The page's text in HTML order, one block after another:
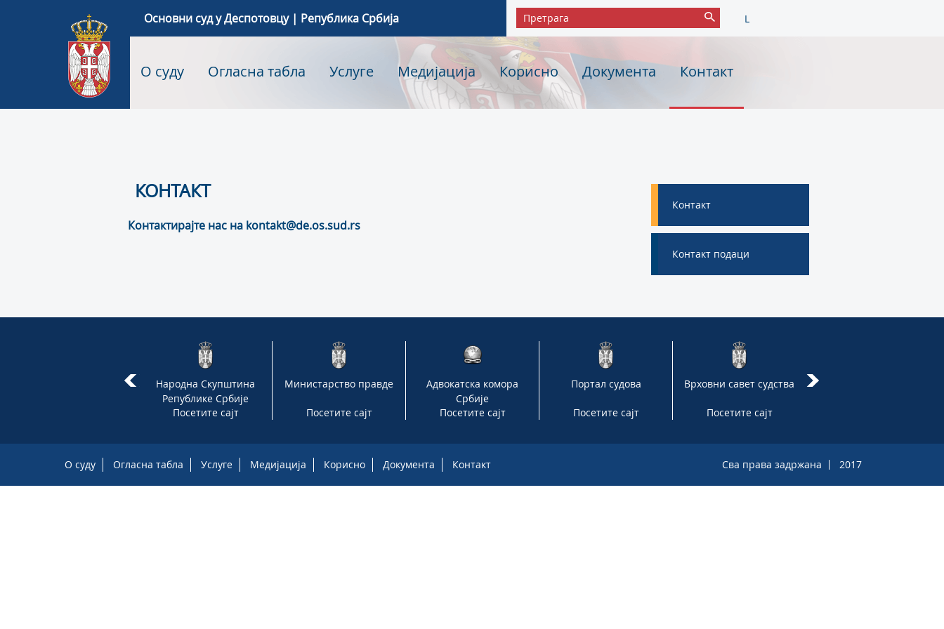
Основни суд у Деспотовцу | Република Србија L
О суду Огласна табла Услуге Медијација Корисно Документа Контакт
Контакт
Контакт подаци
КОНТАКТ
Контактирајте нас на kontakt@de.os.sud.rs
Државно веће тужилаца
Народна Скупштина
Републике Србије
Посетите сајт
Министарство правде
Посетите сајт
Адвокатска комора
Србије
Посетите сајт
Портал судова
Посетите сајт
Врховни савет судства
Посетите сајт
О суду Огласна табла Услуге Медијација Корисно Документа Контакт Сва права задржана 2017